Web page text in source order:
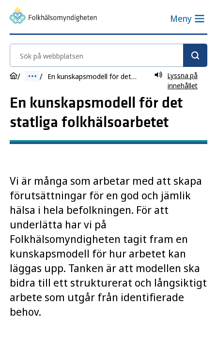
Meny
Sök på webbplatsen
En kunskapsmodell för det statliga folkhälsoarbetet
Lyssna på
innehållet
En kunskapsmodell för det
statliga folkhälsoarbetet
Vi är många som arbetar med att skapa
förutsättningar för en god och jämlik
hälsa i hela befolkningen. För att
underlätta har vi på
Folkhälsomyndigheten tagit fram en
kunskapsmodell för hur arbetet kan
läggas upp. Tanken är att modellen ska
bidra till ett strukturerat och långsiktigt
arbete som utgår från identifierade
behov.